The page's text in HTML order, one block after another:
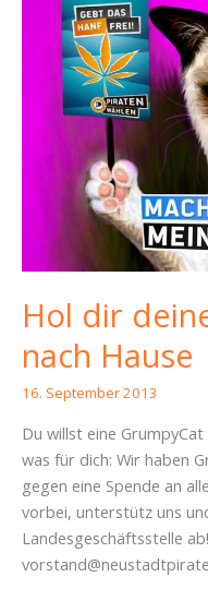
Hol dir
nach Hause
16. September 2013
Du willst eine
was für dich: Wir haben
gegen eine Spende an
vorbei, unterstütz uns
Landesgeschäftsstelle